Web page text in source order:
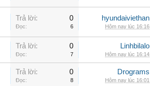
Trả lời: 0
Đọc: 6
hyundaiviethan
Hôm nay lúc 16:16
Trả lời: 0
Đọc: 7
Linhbilalo
Hôm nay lúc 16:14
Trả lời: 0
Đọc: 8
Drograms
Hôm nay lúc 16:01